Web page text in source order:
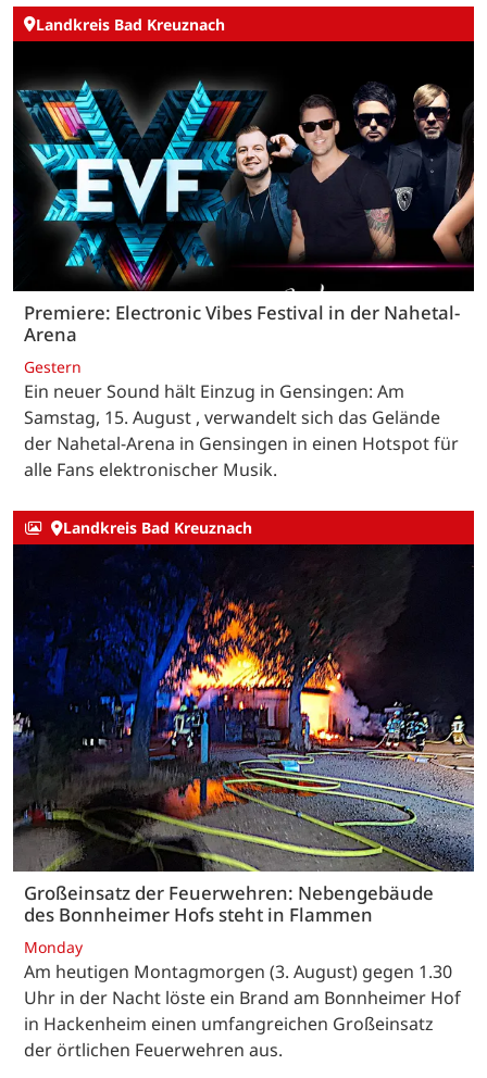
Landkreis Bad Kreuznach
Premiere: Electronic Vibes Festival in der Nahetal-
Arena
Gestern
Ein neuer Sound hält Einzug in Gensingen: Am
Samstag, 15. August , verwandelt sich das Gelände
der Nahetal-Arena in Gensingen in einen Hotspot für
alle Fans elektronischer Musik.
Landkreis Bad Kreuznach
Großeinsatz der Feuerwehren: Nebengebäude
des Bonnheimer Hofs steht in Flammen
Monday
Am heutigen Montagmorgen (3. August) gegen 1.30
Uhr in der Nacht löste ein Brand am Bonnheimer Hof
in Hackenheim einen umfangreichen Großeinsatz
der örtlichen Feuerwehren aus.